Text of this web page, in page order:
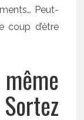
Peut-
coup d’être